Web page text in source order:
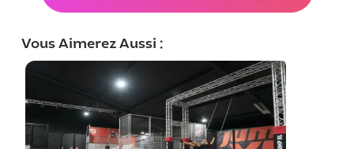
Vous Aimerez Aussi :